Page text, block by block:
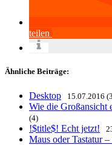
teilen
Ähnliche Beiträge:
Desktop 15.07.2016
Wie die Großansicht
(4)
!$title$! Echt jetzt!
Maus oder Tastatur